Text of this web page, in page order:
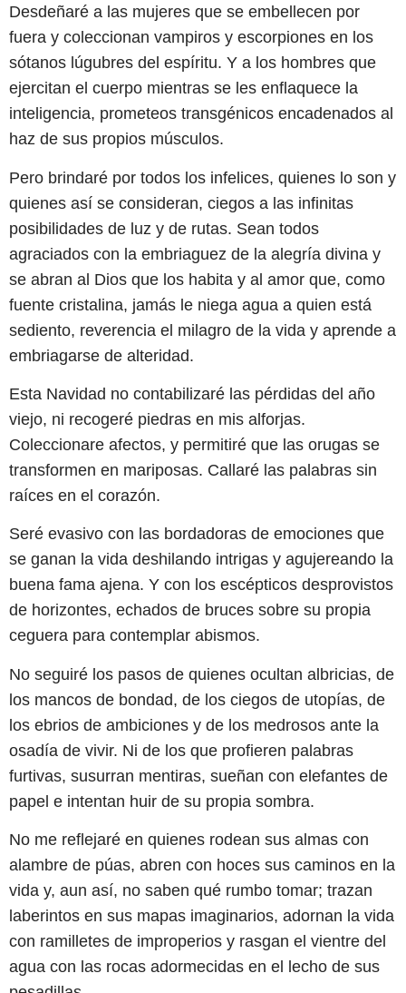
Desdeñaré a las mujeres que se embellecen por
fuera y coleccionan vampiros y escorpiones en los
sótanos lúgubres del espíritu. Y a los hombres que
ejercitan el cuerpo mientras se les enflaquece la
inteligencia, prometeos transgénicos encadenados al
haz de sus propios músculos.
Pero brindaré por todos los infelices, quienes lo son y
quienes así se consideran, ciegos a las infinitas
posibilidades de luz y de rutas. Sean todos
agraciados con la embriaguez de la alegría divina y
se abran al Dios que los habita y al amor que, como
fuente cristalina, jamás le niega agua a quien está
sediento, reverencia el milagro de la vida y aprende a
embriagarse de alteridad.
Esta Navidad no contabilizaré las pérdidas del año
viejo, ni recogeré piedras en mis alforjas.
Coleccionare afectos, y permitiré que las orugas se
transformen en mariposas. Callaré las palabras sin
raíces en el corazón.
Seré evasivo con las bordadoras de emociones que
se ganan la vida deshilando intrigas y agujereando la
buena fama ajena. Y con los escépticos desprovistos
de horizontes, echados de bruces sobre su propia
ceguera para contemplar abismos.
No seguiré los pasos de quienes ocultan albricias, de
los mancos de bondad, de los ciegos de utopías, de
los ebrios de ambiciones y de los medrosos ante la
osadía de vivir. Ni de los que profieren palabras
furtivas, susurran mentiras, sueñan con elefantes de
papel e intentan huir de su propia sombra.
No me reflejaré en quienes rodean sus almas con
alambre de púas, abren con hoces sus caminos en la
vida y, aun así, no saben qué rumbo tomar; trazan
laberintos en sus mapas imaginarios, adornan la vida
con ramilletes de improperios y rasgan el vientre del
agua con las rocas adormecidas en el lecho de sus